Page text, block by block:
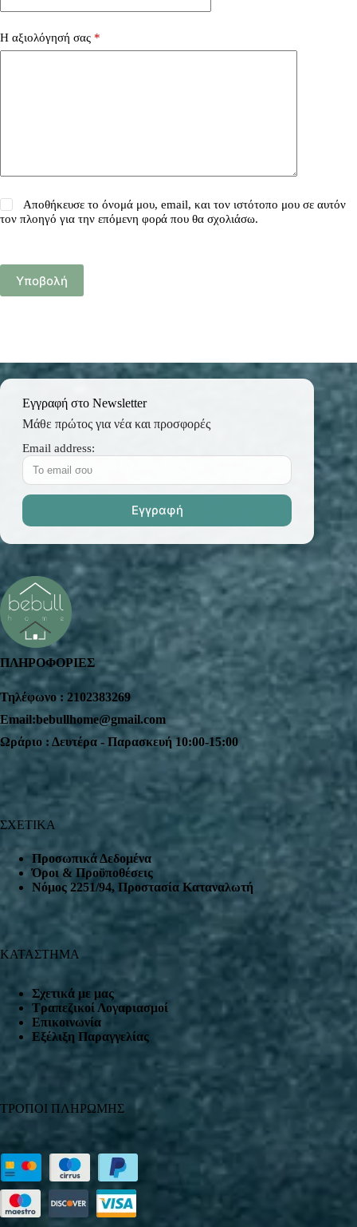
Η αξιολόγησή σας *
Αποθήκευσε το όνομά μου, email, και τον ιστότοπο μου σε αυτόν
τον πλοηγό για την επόμενη φορά που θα σχολιάσω.
Υποβολή
Εγγραφή στο Newsletter
Μάθε πρώτος για νέα και προσφορές
Email address:
ΠΛΗΡΟΦΟΡΙΕΣ
Τηλέφωνο : 2102383269
Email:bebullhome@gmail.com
Ωράριο : Δευτέρα - Παρασκευή 10:00-15:00
ΣΧΕΤΙΚΑ
Προσωπικά Δεδομένα
Όροι & Προϋποθέσεις
Nόμος 2251/94, Προστασία Καταναλωτή
ΚΑΤΑΣΤΗΜΑ
Σχετικά με μας
Τραπεζικοί Λογαριασμοί
Επικοινωνία
Εξέλιξη Παραγγελίας
ΤΡΟΠΟΙ ΠΛΗΡΩΜΗΣ